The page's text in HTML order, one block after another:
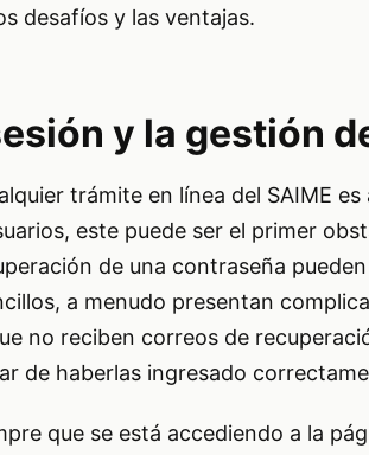
desafíos y las ventajas.
y la gestión
trámite en línea del SAIME
este puede ser el primer
de una contraseña
a menudo presentan
no reciben correos de
de haberlas ingresado
que se está accediendo a la